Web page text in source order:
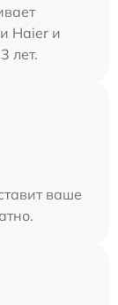
Haier и
лет.
ваше